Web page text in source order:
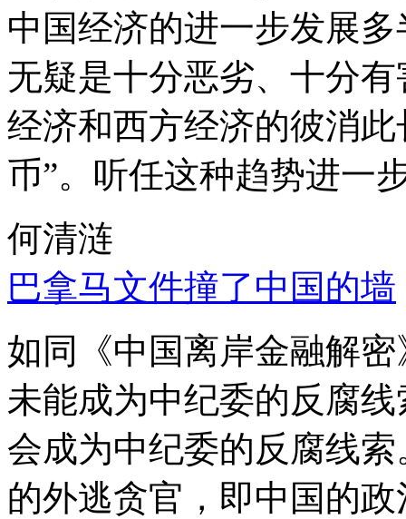
中国经济的进一步发展
无疑是十分恶劣、十分
经济和西方经济的彼消
币”。听任这种趋势进一
何清涟
巴拿马文件撞了中国的墙
如同《中国离岸金融解
未能成为中纪委的反腐
会成为中纪委的反腐线
的外逃贪官，即中国的